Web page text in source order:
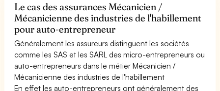
Le cas des assurances Mécanicien /
Mécanicienne des industries de l'habillement
pour auto-entrepreneur
Généralement les assureurs distinguent les sociétés
comme les SAS et les SARL des micro-entrepreneurs ou
auto-entrepreneurs dans le métier Mécanicien /
Mécanicienne des industries de l'habillement
En effet les auto-entrepreneurs ont généralement des